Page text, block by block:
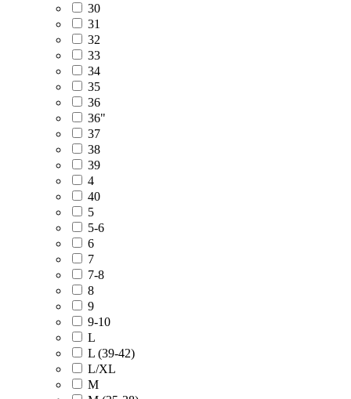
30
31
32
33
34
35
36
36"
37
38
39
4
40
5
5-6
6
7
7-8
8
9
9-10
L
L (39-42)
L/XL
M